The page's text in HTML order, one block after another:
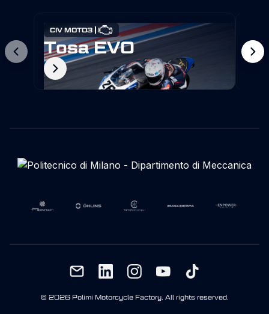
CIV MOTO3
Tosa EVO
© 2026 Polimi Motorcycle Factory. All rights reserved.